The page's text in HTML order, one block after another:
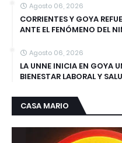
Agosto 06, 2026
CORRIENTES Y GOYA
ANTE EL FENÓMENO DEL
Agosto 06, 2026
LA UNNE INICIA EN GOYA
BIENESTAR LABORAL Y
CASA MARIO